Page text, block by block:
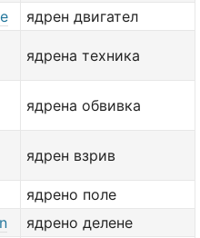
ядрен двигател
ядрена техника
ядрена обвивка
ядрен взрив
ядрено поле
ядрено делене